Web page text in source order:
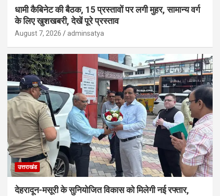
धामी कैबिनेट की बैठक, 15 प्रस्तावों पर लगी मुहर, सामान्य वर्ग
के लिए खुशखबरी, देखें पूरे प्रस्ताव
August 7, 2026 adminsatya
उत्तराखंड
देहरादून-मसूरी के सुनियोजित विकास को मिलेगी नई रफ्तार,